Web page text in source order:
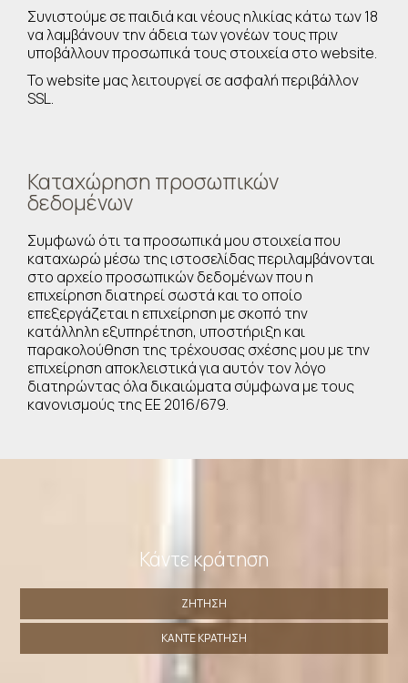
Συνιστούμε σε παιδιά και νέους ηλικίας κάτω των 18
να λαμβάνουν την άδεια των γονέων τους πριν
υποβάλλουν προσωπικά τους στοιχεία στο website.
Το website μας λειτουργεί σε ασφαλή περιβάλλον
SSL.
Καταχώρηση προσωπικών
δεδομένων
Συμφωνώ ότι τα προσωπικά μου στοιχεία που
καταχωρώ μέσω της ιστοσελίδας περιλαμβάνονται
στο αρχείο προσωπικών δεδομένων που η
επιχείρηση διατηρεί σωστά και το οποίο
επεξεργάζεται η επιχείρηση με σκοπό την
κατάλληλη εξυπηρέτηση, υποστήριξη και
παρακολούθηση της τρέχουσας σχέσης μου με την
επιχείρηση αποκλειστικά για αυτόν τον λόγο
διατηρώντας όλα δικαιώματα σύμφωνα με τους
κανονισμούς της ΕΕ 2016/679.
Κάντε κράτηση
ΖΉΤΗΣΗ
ΚΆΝΤΕ ΚΡΆΤΗΣΗ